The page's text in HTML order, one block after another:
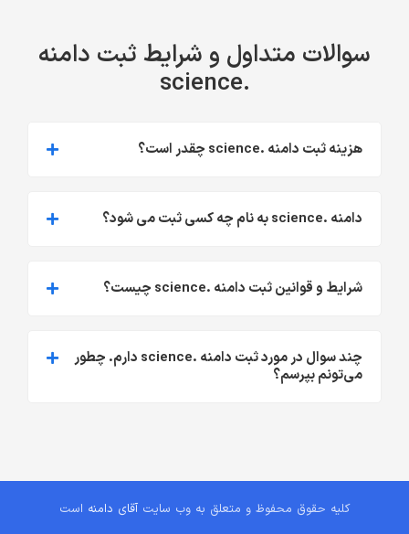
سوالات متداول و شرایط ثبت دامنه
.science
هزینه ثبت دامنه .science چقدر است؟
دامنه .science به نام چه کسی ثبت می شود؟
شرایط و قوانین ثبت دامنه .science چیست؟
چند سوال در مورد ثبت دامنه .science دارم. چطور
می‌تونم بپرسم؟
کلیه حقوق محفوظ و متعلق به وب سایت آقای دامنه است